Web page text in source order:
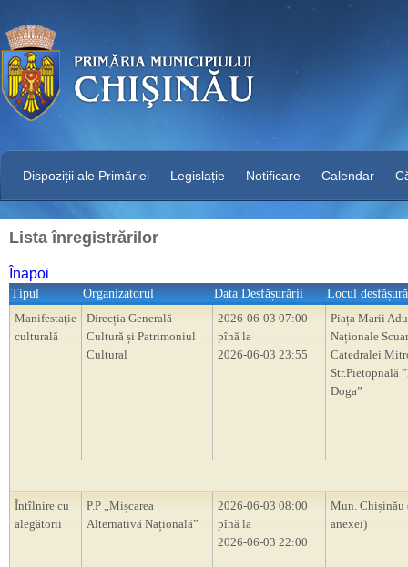
Dispoziții ale Primăriei Legislație Notificare Calendar
Lista înregistrărilor
Înapoi
Tipul Organizatorul Data Desfășurării
Locul
Manifestaţie
culturală
Direcția Generală
Cultură și Patrimoniul
Cultural
2026-06-03 07:00
pînă la
2026-06-03 23:55
Piața Marii
Naționale
Catedralei
Str.Pietopnală
Doga”
Întîlnire cu
alegătorii
P.P „Mișcarea
Alternativă Națională”
2026-06-03 08:00
pînă la
2026-06-03 22:00
Mun. Chișinău
anexei)